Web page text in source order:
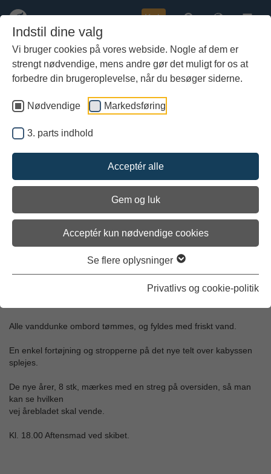
Indstil dine valg
Vi bruger cookies på vores webside. Nogle af dem er
strengt nødvendige, mens andre gør det muligt for os at
forbedre din brugeroplevelse, når du besøger siderne.
Nødvendige Markedsføring
3. parts indhold
Acceptér alle
Gem og luk
Acceptér kun nødvendige cookies
Se flere oplysninger
Privatlivs og cookie-politik
indhold
Køb
Uddrag fra logbogen, 4 juli 2008
Udgivet: 04/07-2008
04/07 - 2008 10.30
Fredag 4/7-2008, kl 10.30
8.00 Morgenmad ved skibet.
m/s, drejende sydøst tiltagende til hård vind i løbet af aftenen.
Vi bliver i Wicklow og afventer, hvordan vejret udvikler sig.
Solen skinner i dag og Wicklow er en hyggelig by.
Alle vanddunke ombord tømmes, og fyldes med friskt vand.
En enkel fortøjning og stropperne på det nye telt over kabyssen
splejes.
De nye årer, 8 stk, mærkes med en streg på oversiden, så man
kan se hvilken
vej årebladet skal vende.
Kl. 18.00 Aftensmad ved skibet.